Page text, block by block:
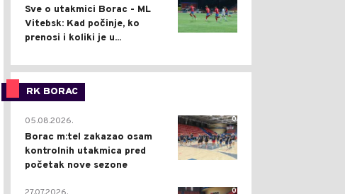
Sve o utakmici Borac - ML
Vitebsk: Kad počinje, ko
prenosi i koliki je u...
RK BORAC
0
05.08.2026.
Borac m:tel zakazao osam
kontrolnih utakmica pred
početak nove sezone
0